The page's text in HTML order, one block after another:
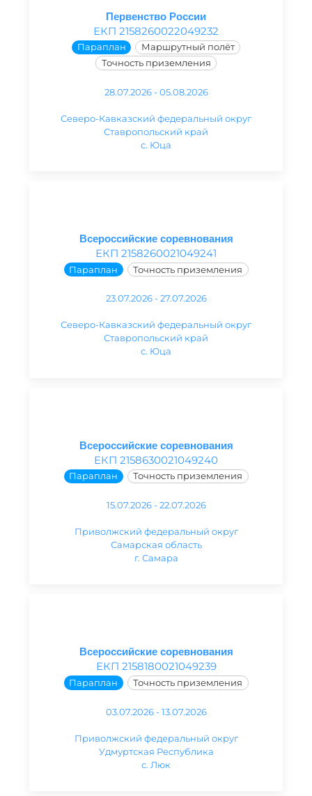
Первенство России
ЕКП 2158260022049232
Параплан
Маршрутный полёт
Точность приземления
28.07.2026 - 05.08.2026
Северо-Кавказский федеральный округ
Ставропольский край
с. Юца
Всероссийские соревнования
ЕКП 2158260021049241
Параплан Точность приземления
23.07.2026 - 27.07.2026
Северо-Кавказский федеральный округ
Ставропольский край
с. Юца
Всероссийские соревнования
ЕКП 2158630021049240
Параплан Точность приземления
15.07.2026 - 22.07.2026
Приволжский федеральный округ
Самарская область
г. Самара
Всероссийские соревнования
ЕКП 2158180021049239
Параплан Точность приземления
03.07.2026 - 13.07.2026
Приволжский федеральный округ
Удмуртская Республика
с. Люк